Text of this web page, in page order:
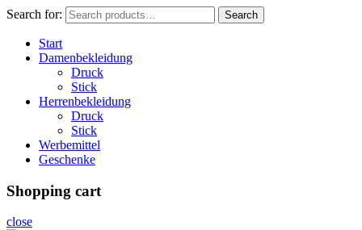
Search for: Search
Start
Damenbekleidung
Druck
Stick
Herrenbekleidung
Druck
Stick
Werbemittel
Geschenke
Shopping cart
close